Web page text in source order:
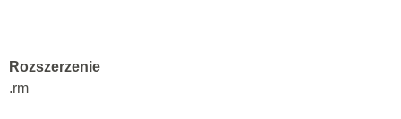
Rozszerzenie
.rm